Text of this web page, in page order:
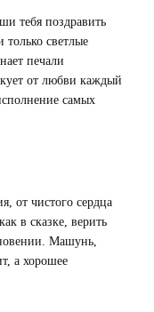
тебя поздравить
светлые
печали
от любви каждый
самых
от чистого сердца
в сказке, верить
Машунь,
а хорошее